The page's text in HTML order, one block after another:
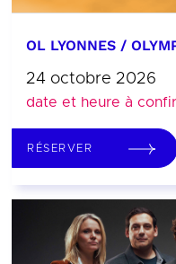
OL LYONNES /
24 octobre 2026
date et heure à
RÉSERVER